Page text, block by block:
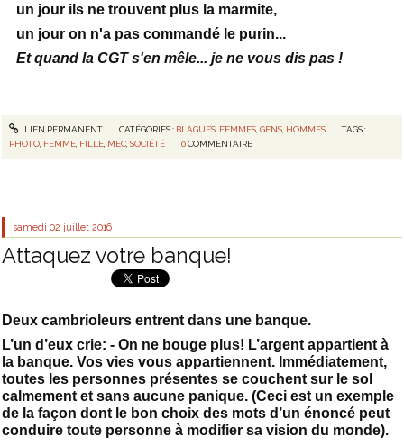
un jour ils ne trouvent plus la marmite,
un jour on n'a pas commandé le purin...
Et quand la CGT s'en mêle... je ne vous dis pas !
LIEN PERMANENT CATÉGORIES : BLAGUES, FEMMES, GENS, HOMMES
TAGS :
PHOTO FEMME FILLE MEC ,SOCIÉTÉ 0 COMMENTAIRE
samedi 02 juillet 2016
Attaquez votre banque!
Deux cambrioleurs entrent dans une banque.
L’un d’eux crie: - On ne bouge plus! L’argent appartient à
la banque. Vos vies vous appartiennent. Immédiatement,
toutes les personnes présentes se couchent sur le sol
calmement et sans aucune panique. (Ceci est un exemple
de la façon dont le bon choix des mots d’un énoncé peut
conduire toute personne à modifier sa vision du monde).